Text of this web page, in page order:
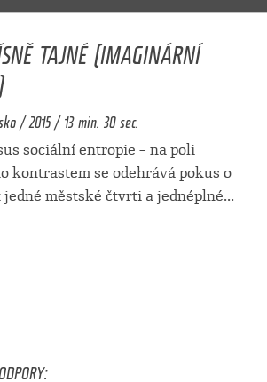
TAJNÉ (IMAGINÁRNÍ
/ 2015 / 13 min. 30 sec.
sociální entropie – na poli
kontrastem se odehrává pokus o
městské čtvrti a jednéplné...